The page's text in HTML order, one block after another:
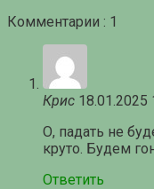
Комментарии : 1
Крис 18.01.2025
О, падать не
круто. Будем
Ответить